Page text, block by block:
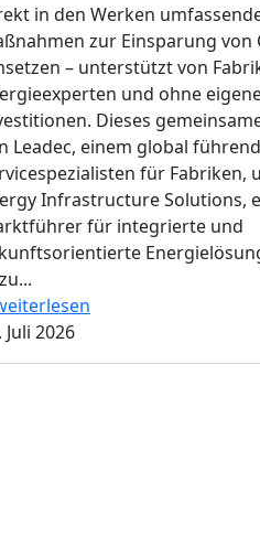
in den Werken
zur Einsparung von
– unterstützt von
und ohne
Dieses
Leadec, einem global
für Fabriken,
Infrastructure Solutions,
für integrierte und
Juli 2026